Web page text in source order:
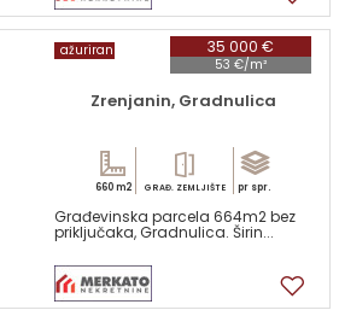
35 000 €
53 €/m²
ažuriran
Zrenjanin, Gradnulica
660 m2 GRAĐ. ZEMLJIŠTE pr spr.
Građevinska parcela 664m2 bez
priključaka, Gradnulica. Širin...